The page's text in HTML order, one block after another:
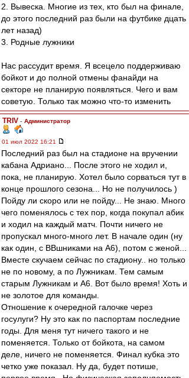
2. Вывеска. Многие из тех, кто был на финале,
до этого последний раз были на футбике дцать
лет назад)
3. Родные лужники
Нас рассудит время. Я всецело поддерживаю
бойкот и до полной отмены фанайди на
секторе не планирую появляться. Чего и вам
советую. Только так можно что-то изменить
TRIV - Администратор
01 июл 2022 16:21
Последний раз был на стадионе на вручении
кабана Адриано... После этого не ходил и,
пока, не планирую. Хотел было сорваться тут в
конце прошлого сезона... Но не получилось )
Пойду ли скоро или не пойду... Не знаю. Много
чего поменялось с тех пор, когда покупал абик
и ходил на каждый матч. Почти ничего не
пропускал много-много лет. В начале один (ну
как один, с ВВшниками на А6), потом с женой...
Вместе скучаем сейчас по стадиону.. но только
не по новому, а по Лужникам. Тем самым
старым Лужникам и А6. Вот было время! Хоть и
не золотое для команды.
Отношение к очередной галочке через
госулуги? Ну это как по паспортам последние
годы. Для меня тут ничего такого и не
поменяется. Только от бойкота, на самом
деле, ничего не поменяется. Финал кубка это
четко уже показал. Ну да, будет потише,